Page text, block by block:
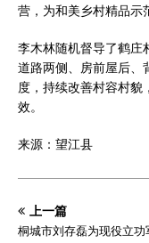
营，为和美乡村精品示
李木林随机督导了鹤庄
道路两侧、房前屋后、
度，持续改善村容村貌
效。
来源：望江县
上一篇
桐城市刘存磊为现役立